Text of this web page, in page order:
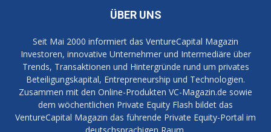
ÜBER UNS
Seit Mai 2000 informiert das VentureCapital Magazin
Investoren, innovative Unternehmer und Intermediäre über
Trends, Transaktionen und Hintergründe rund um privates
Beteiligungskapital, Entrepreneurship und Technologien.
Zusammen mit den Online-Produkten VC-Magazin.de sowie
dem wöchentlichen Private Equity Flash bildet das
VentureCapital Magazin das führende Private Equity-Portal im